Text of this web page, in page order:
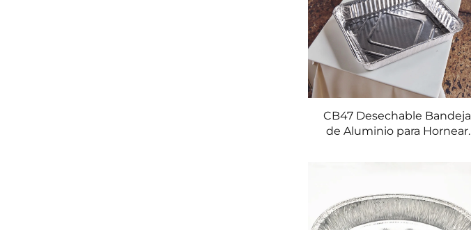
CB47 Desechable Bandeja
de Aluminio para Hornear
Venta al por Mayor Envases
para Alimentos Bandejas
para Almacenamiento